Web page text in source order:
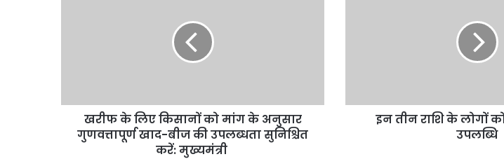
गुणवत्तापूर्ण
खरीफ के लिए किसानों को मांग के अनुसार
गुणवत्तापूर्ण खाद-बीज की उपलब्धता सुनिश्चित
करें: मुख्यमंत्री
है
इन तीन राशि के लोगों
उपलब्धि